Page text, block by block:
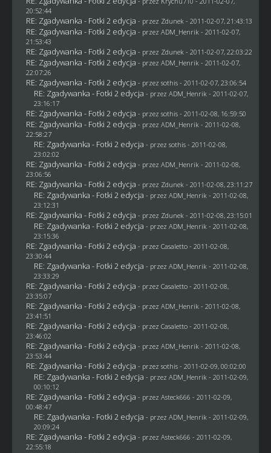
20:52:44
RE: Zgadywanka - Fotki 2 edycja - przez Zdunek - 2011-02-07, 21:43:13
RE: Zgadywanka - Fotki 2 edycja - przez ADM_Henrik - 2011-02-07,
21:53:43
RE: Zgadywanka - Fotki 2 edycja - przez Zdunek - 2011-02-07, 22:03:22
RE: Zgadywanka - Fotki 2 edycja - przez ADM_Henrik - 2011-02-07,
22:07:26
RE: Zgadywanka - Fotki 2 edycja - przez sothis- 2011-02-07, 23:06:54
RE: Zgadywanka - Fotki 2 edycja - przez ADM_Henrik - 2011-02-07,
23:16:17
RE: Zgadywanka - Fotki 2 edycja - przez sothis- 2011-02-08, 16:59:50
RE: Zgadywanka - Fotki 2 edycja - przez ADM_Henrik - 2011-02-08,
22:58:27
RE: Zgadywanka - Fotki 2 edycja - przez sothis- 2011-02-08,
23:02:02
RE: Zgadywanka - Fotki 2 edycja - przez ADM_Henrik - 2011-02-08,
23:06:56
RE: Zgadywanka - Fotki 2 edycja - przez Zdunek - 2011-02-08, 23:11:27
RE: Zgadywanka - Fotki 2 edycja - przez ADM_Henrik - 2011-02-08,
23:12:31
RE: Zgadywanka - Fotki 2 edycja - przez Zdunek - 2011-02-08, 23:15:01
RE: Zgadywanka - Fotki 2 edycja - przez ADM_Henrik - 2011-02-08,
23:15:36
RE: Zgadywanka - Fotki 2 edycja - przez Casaletto- 2011-02-08,
23:30:44
RE: Zgadywanka - Fotki 2 edycja - przez ADM_Henrik - 2011-02-08,
23:33:29
RE: Zgadywanka - Fotki 2 edycja - przez Casaletto- 2011-02-08,
23:35:07
RE: Zgadywanka - Fotki 2 edycja - przez ADM_Henrik - 2011-02-08,
23:41:51
RE: Zgadywanka - Fotki 2 edycja - przez Casaletto- 2011-02-08,
23:46:02
RE: Zgadywanka - Fotki 2 edycja - przez ADM_Henrik - 2011-02-08,
23:53:44
RE: Zgadywanka - Fotki 2 edycja - przez sothis- 2011-02-09, 00:02:00
RE: Zgadywanka - Fotki 2 edycja - przez ADM_Henrik - 2011-02-09,
00:10:12
RE: Zgadywanka - Fotki 2 edycja - przez Asteck666 - 2011-02-09,
00:48:47
RE: Zgadywanka - Fotki 2 edycja - przez ADM_Henrik - 2011-02-09,
20:09:24
RE: Zgadywanka - Fotki 2 edycja - przez Asteck666 - 2011-02-09,
22:55:18